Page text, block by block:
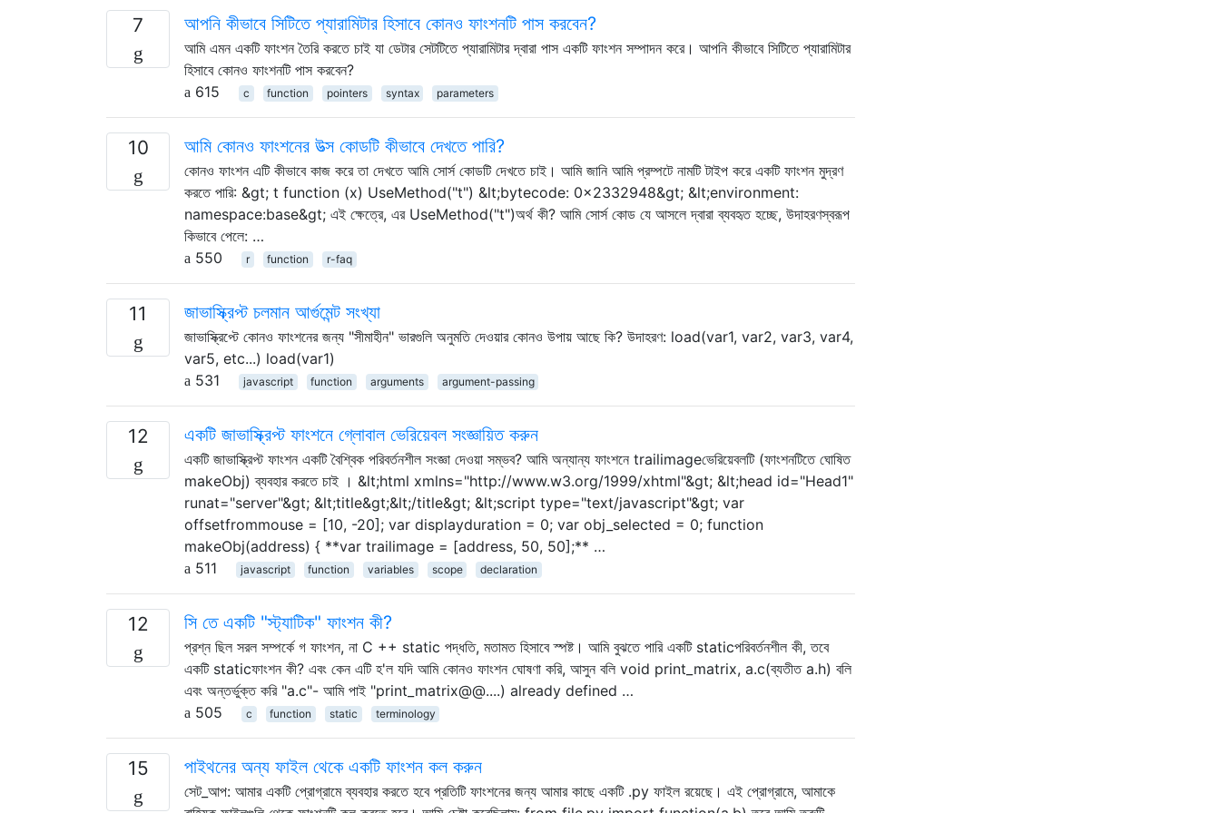
7 আপনি কীভাবে সিটিতে প্যারামিটার হিসাবে কোনও ফাংশনটি পাস করবেন?
আমি এমন একটি ফাংশন তৈরি করতে চাই যা ডেটার সেটটিতে প্যারামিটার দ্বারা পাস একটি ফাংশন সম্পাদন করে। আপনি কীভাবে সিটিতে প্যারামিটার
হিসাবে কোনও ফাংশনটি পাস করবেন?
615
c function pointers syntax parameters
10 আমি কোনও ফাংশনের উত্স কোডটি কীভাবে দেখতে পারি?
কোনও ফাংশন এটি কীভাবে কাজ করে তা দেখতে আমি সোর্স কোডটি দেখতে চাই। আমি জানি আমি প্রম্পটে নামটি টাইপ করে একটি ফাংশন মুদ্রণ
করতে পারি: &gt; t function (x) UseMethod("t") &lt;bytecode: 0x2332948&gt; &lt;environment:
namespace:base&gt; এই ক্ষেত্রে, এর UseMethod("t")অর্থ কী? আমি সোর্স কোড যে আসলে দ্বারা ব্যবহৃত হচ্ছে, উদাহরণস্বরূপ
কিভাবে পেলে: …
550
r function r-faq
11 জাভাস্ক্রিপ্ট চলমান আর্গুমেন্ট সংখ্যা
জাভাস্ক্রিপ্টে কোনও ফাংশনের জন্য "সীমাহীন" ভারগুলি অনুমতি দেওয়ার কোনও উপায় আছে কি? উদাহরণ: load(var1, var2, var3, var4,
var5, etc...) load(var1)
531
javascript function arguments argument-passing
12 একটি জাভাস্ক্রিপ্ট ফাংশনে গ্লোবাল ভেরিয়েবল সংজ্ঞায়িত করুন
একটি জাভাস্ক্রিপ্ট ফাংশন একটি বৈশ্বিক পরিবর্তনশীল সংজ্ঞা দেওয়া সম্ভব? আমি অন্যান্য ফাংশনে trailimageভেরিয়েবলটি (ফাংশনটিতে ঘোষিত
makeObj) ব্যবহার করতে চাই । &lt;html xmlns="http://www.w3.org/1999/xhtml"&gt; &lt;head id="Head1"
runat="server"&gt; &lt;title&gt;&lt;/title&gt; &lt;script type="text/javascript"&gt; var
offsetfrommouse = [10, -20]; var displayduration = 0; var obj_selected = 0; function
makeObj(address) { **var trailimage = [address, 50, 50];** …
511
javascript function variables scope declaration
12 সি তে একটি "স্ট্যাটিক" ফাংশন কী?
প্রশ্ন ছিল সরল সম্পর্কে গ ফাংশন, না C ++ static পদ্ধতি, মতামত হিসাবে স্পষ্ট। আমি বুঝতে পারি একটি staticপরিবর্তনশীল কী, তবে
একটি staticফাংশন কী? এবং কেন এটি হ'ল যদি আমি কোনও ফাংশন ঘোষণা করি, আসুন বলি void print_matrix, a.c(ব্যতীত a.h) বলি
এবং অন্তর্ভুক্ত করি "a.c"- আমি পাই "print_matrix@@....) already defined …
505
c function static terminology
15 পাইথনের অন্য ফাইল থেকে একটি ফাংশন কল করুন
সেট_আপ: আমার একটি প্রোগ্রামে ব্যবহার করতে হবে প্রতিটি ফাংশনের জন্য আমার কাছে একটি .py ফাইল রয়েছে। এই প্রোগ্রামে, আমাকে